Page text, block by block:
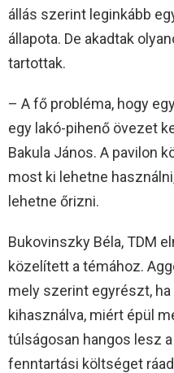
állás szerint leginkább
állapota. De akadtak
tartottak.
– A fő probléma, hogy
egy lakó-pihenő övezet
Bakula János. A pavilon
most ki lehetne
lehetne őrizni.
Bukovinszky Béla, TDM
közelített a témához.
mely szerint egyrészt,
kihasználva, miért épül
túlságosan hangos lesz
fenntartási költséget